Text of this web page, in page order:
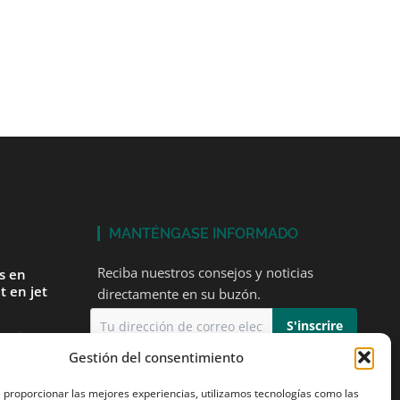
Gestión del consentimiento
proporcionar las mejores experiencias, utilizamos tecnologías como las
en
en jet
MANTÉNGASE INFORMADO
Reciba nuestros consejos y noticias
directamente en su buzón.
Aceptola política de privacidad